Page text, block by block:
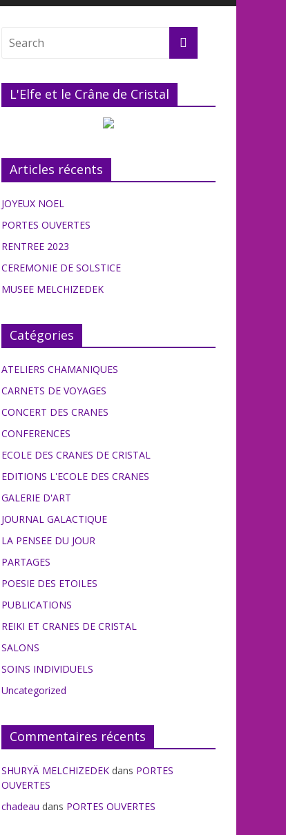
L'Elfe et le Crâne de Cristal
Articles récents
JOYEUX NOEL
PORTES OUVERTES
RENTREE 2023
CEREMONIE DE SOLSTICE
MUSEE MELCHIZEDEK
Catégories
ATELIERS CHAMANIQUES
CARNETS DE VOYAGES
CONCERT DES CRANES
CONFERENCES
ECOLE DES CRANES DE CRISTAL
EDITIONS L'ECOLE DES CRANES
GALERIE D'ART
JOURNAL GALACTIQUE
LA PENSEE DU JOUR
PARTAGES
POESIE DES ETOILES
PUBLICATIONS
REIKI ET CRANES DE CRISTAL
SALONS
SOINS INDIVIDUELS
Uncategorized
Commentaires récents
SHURYÄ MELCHIZEDEK dans PORTES
OUVERTES
chadeau dans PORTES OUVERTES